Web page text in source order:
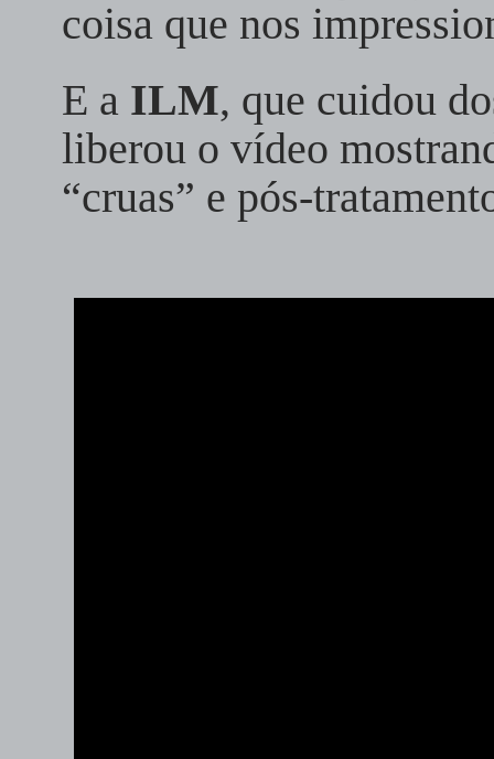
coisa que nos
E a ILM, que cuidou
liberou o vídeo
“cruas” e pós-